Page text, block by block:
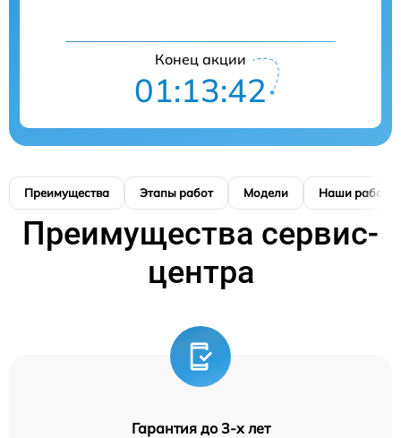
Конец акции
01:13:42
Преимущества Этапы работ Модели Наши работы
Преимущества сервис-
центра
Гарантия до 3-х лет